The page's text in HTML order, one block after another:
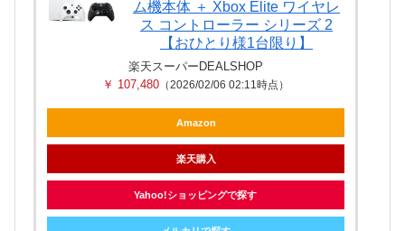
ム機本体 ＋ Xbox Elite ワイヤレ
ス コントローラー シリーズ 2
【おひとり様1台限り】
楽天スーパーDEALSHOP
￥ 107,480 （2026/02/06 02:11時点）
Amazon
楽天購入
Yahoo!ショッピングで探す